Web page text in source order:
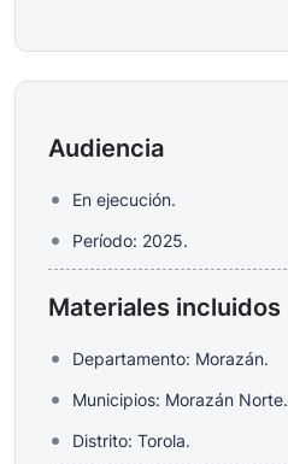
Audiencia
En ejecución.
Período: 2025.
Materiales incluidos
Departamento: Morazán.
Municipios: Morazán Norte.
Distrito: Torola.